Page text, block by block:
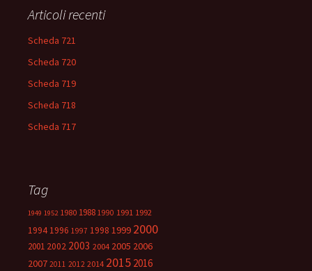
Articoli recenti
Scheda 721
Scheda 720
Scheda 719
Scheda 718
Scheda 717
Tag
1949 1952 1980 1988 1990 1991 1992
1994 1996 1997 1998 1999 2000
2001 2002 2003 2004 2005 2006
2007 2011 2012 2014 2015 2016